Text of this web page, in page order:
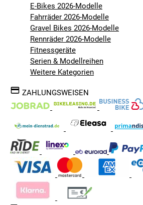
E-Bikes 2026-Modelle
Fahrräder 2026-Modelle
Gravel Bikes 2026-Modelle
Rennräder 2026-Modelle
Fitnessgeräte
Serien & Modellreihen
Weitere Kategorien
ZAHLUNGSWEISEN